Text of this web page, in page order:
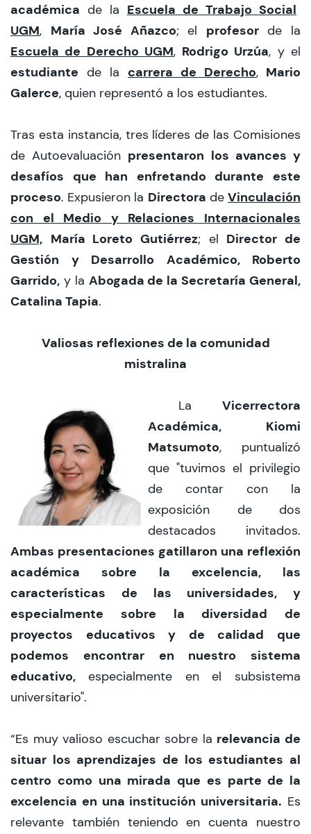
académica de la Escuela de Trabajo Social
UGM, María José Añazco; el profesorde la
Escuela de Derecho UGM, Rodrigo Urzúa, y el
estudiante de la carrera de Derecho, Mario
Galerce, quien representó a los estudiantes.
Tras esta instancia, tres líderes de las Comisiones
de Autoevaluación presentaron los avances y
desafíos que han enfretando durante este
proceso. Expusieron la Directora deVinculación
con el Medio y Relaciones Internacionales
UGM, María Loreto Gutiérrez; el Director de
Gestión y Desarrollo Académico, Roberto
Garrido, y la Abogada de la Secretaría General,
Catalina Tapia.
Valiosas reflexiones de la comunidad
mistralina
La Vicerrectora
Académica, Kiomi
Matsumoto, puntualizó
que "tuvimos el privilegio
de contar con la
exposición de dos
destacados invitados.
Ambas presentaciones gatillaron una reflexión
académica sobre la excelencia, las
características de las universidades, y
especialmente sobre la diversidad de
proyectos educativos y de calidad que
podemos encontrar en nuestro sistema
educativo, especialmente en el subsistema
universitario".
“Es muy valioso escuchar sobre la relevancia de
situar los aprendizajes de los estudiantes al
centro como una mirada que es parte de la
excelencia en una institución universitaria. Es
relevante también teniendo en cuenta nuestro